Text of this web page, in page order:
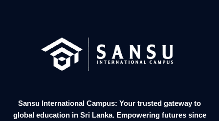
Sansu International Campus: Your trusted gateway to
global education in Sri Lanka. Empowering futures since